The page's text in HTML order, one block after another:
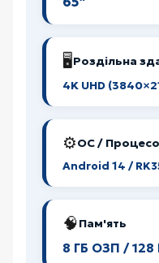
🖥️Роздільна
4K UHD
⚙️ОС /
Android 14 /
🧠Пам'ять
8 ГБ ОЗП / 128